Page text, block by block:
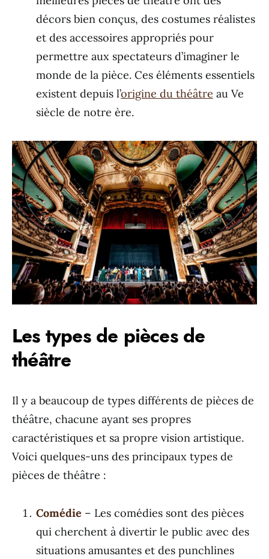
décors bien conçus, des costumes réalistes
et des accessoires appropriés pour
permettre aux spectateurs d’imaginer le
monde de la pièce. Ces éléments essentiels
existent depuis l’origine du théâtre au Ve
siècle de notre ère.
Les types de pièces de
théâtre
Il y a beaucoup de types différents de pièces de
théâtre, chacune ayant ses propres
caractéristiques et sa propre vision artistique.
Voici quelques-uns des principaux types de
pièces de théâtre :
Comédie – Les comédies sont des pièces
qui cherchent à divertir le public avec des
situations amusantes et des punchlines